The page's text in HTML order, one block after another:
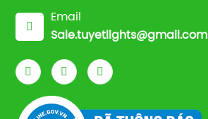
Email
Sale.tuyetlights@gmail.com